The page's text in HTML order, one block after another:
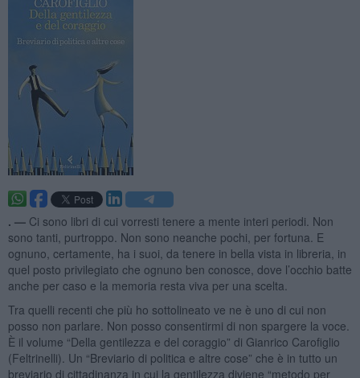
. — Ci sono libri di cui vorresti tenere a mente interi periodi. Non
sono tanti, purtroppo. Non sono neanche pochi, per fortuna. E
ognuno, certamente, ha i suoi, da tenere in bella vista in libreria, in
quel posto privilegiato che ognuno ben conosce, dove l’occhio batte
anche per caso e la memoria resta viva per una scelta.
Tra quelli recenti che più ho sottolineato ve ne è uno di cui non
posso non parlare. Non posso consentirmi di non spargere la voce.
È il volume “Della gentilezza e del coraggio” di Gianrico Carofiglio
(Feltrinelli). Un “Breviario di politica e altre cose” che è in tutto un
breviario di cittadinanza in cui la gentilezza diviene “metodo per